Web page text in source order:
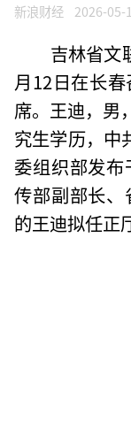
新浪财经 2026-05-
吉林省文
月12日在长
席。王迪，男
究生学历，中
委组织部发
传部副部长
的王迪拟任正